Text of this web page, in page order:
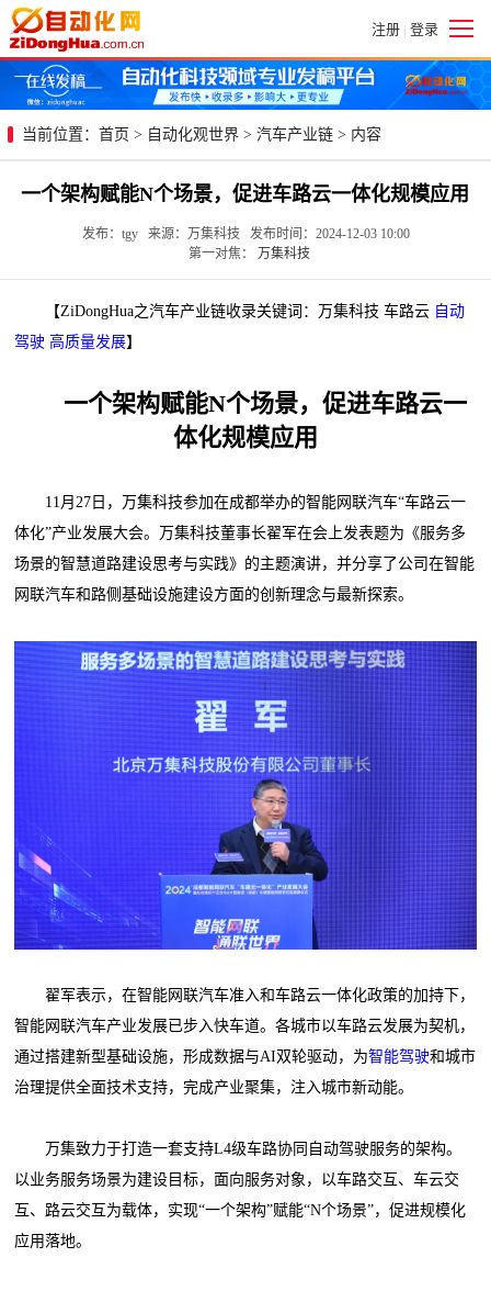
注册 | 登录
当前位置： 首页 > 自动化观世界 > 汽车产业链 > 内容
一个架构赋能N个场景，促进车路云一体化规模应用
发布：tgy 来源：万集科技 发布时间：2024-12-03 10:00
第一对焦： 万集科技
【ZiDongHua之汽车产业链收录关键词：万集科技 车路云 自动
驾驶 高质量发展】
一个架构赋能N个场景，促进车路云一
体化规模应用
11月27日，万集科技参加在成都举办的智能网联汽车“车路云一
体化”产业发展大会。万集科技董事长翟军在会上发表题为《服务多
场景的智慧道路建设思考与实践》的主题演讲，并分享了公司在智能
网联汽车和路侧基础设施建设方面的创新理念与最新探索。
翟军表示，在智能网联汽车准入和车路云一体化政策的加持下，
智能网联汽车产业发展已步入快车道。各城市以车路云发展为契机，
通过搭建新型基础设施，形成数据与AI双轮驱动，为智能驾驶和城市
治理提供全面技术支持，完成产业聚集，注入城市新动能。
万集致力于打造一套支持L4级车路协同自动驾驶服务的架构。
以业务服务场景为建设目标，面向服务对象，以车路交互、车云交
互、路云交互为载体，实现“一个架构”赋能“N个场景”，促进规模化
应用落地。